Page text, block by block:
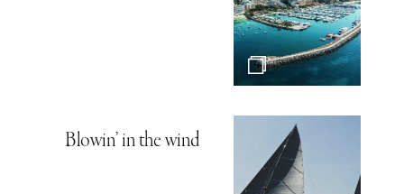
Blowin’ in the wind